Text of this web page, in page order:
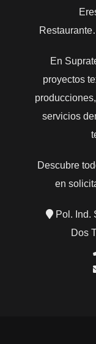
En
proyectos
servicios
Descubre
en
Pol. Ind.
Dos